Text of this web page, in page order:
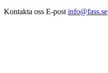
Kontakta oss E-post info@fass.se